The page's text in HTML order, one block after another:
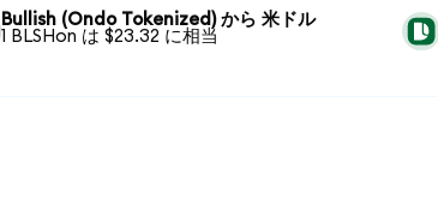
Bullish (Ondo Tokenized) から 米ドル
1 BLSHon は $23.32 に相当